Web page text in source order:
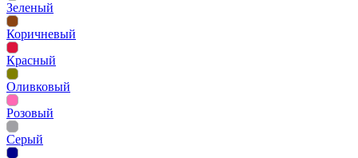
Зеленый
Коричневый
Красный
Оливковый
Розовый
Серый